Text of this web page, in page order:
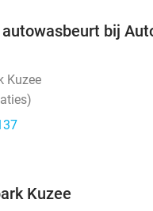
bij
Kuzee
Kuzee